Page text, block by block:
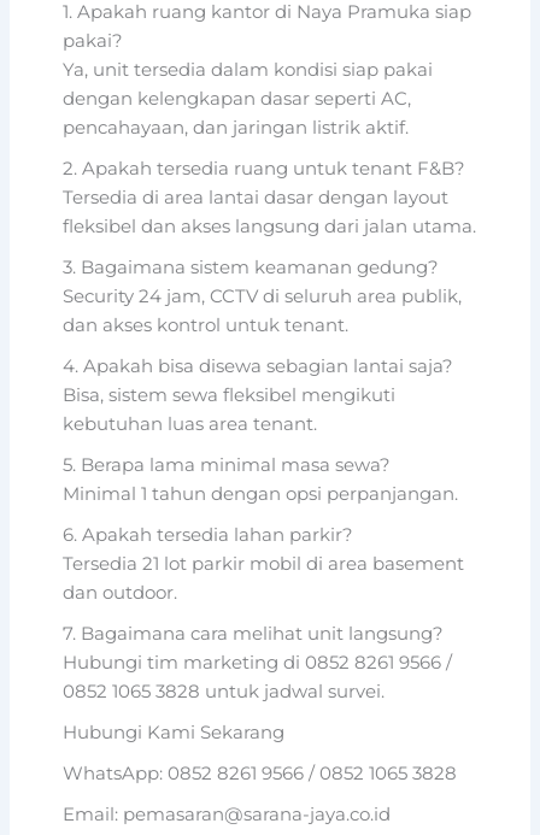
1. Apakah ruang kantor di Naya Pramuka siap
pakai?
Ya, unit tersedia dalam kondisi siap pakai
dengan kelengkapan dasar seperti AC,
pencahayaan, dan jaringan listrik aktif.
2. Apakah tersedia ruang untuk tenant F&B?
Tersedia di area lantai dasar dengan layout
fleksibel dan akses langsung dari jalan utama.
3. Bagaimana sistem keamanan gedung?
Security 24 jam, CCTV di seluruh area publik,
dan akses kontrol untuk tenant.
4. Apakah bisa disewa sebagian lantai saja?
Bisa, sistem sewa fleksibel mengikuti
kebutuhan luas area tenant.
5. Berapa lama minimal masa sewa?
Minimal 1 tahun dengan opsi perpanjangan.
6. Apakah tersedia lahan parkir?
Tersedia 21 lot parkir mobil di area basement
dan outdoor.
7. Bagaimana cara melihat unit langsung?
Hubungi tim marketing di 0852 8261 9566 /
0852 1065 3828 untuk jadwal survei.
Hubungi Kami Sekarang
WhatsApp: 0852 8261 9566 / 0852 1065 3828
Email: pemasaran@sarana-jaya.co.id